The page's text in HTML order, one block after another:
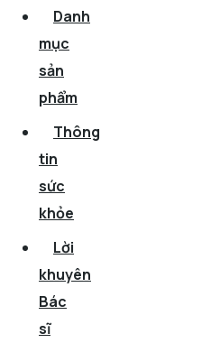
Danh
mục
sản
phẩm
Thông
tin
sức
khỏe
Lời
khuyên
Bác
sĩ